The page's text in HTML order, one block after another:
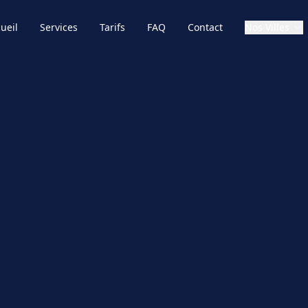
Services Tarifs FAQ Contact